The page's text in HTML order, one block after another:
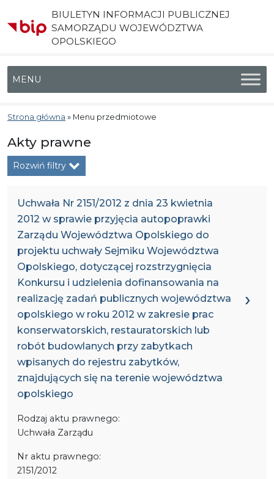
BIULETYN INFORMACJI PUBLICZNEJ
SAMORZĄDU WOJEWÓDZTWA
OPOLSKIEGO
Menu główne
Strona główna » Menu przedmiotowe
Akty prawne
Rozwiń filtry
Uchwała Nr 2151/2012 z dnia 23 kwietnia
2012 w sprawie przyjęcia autopoprawki
Zarządu Województwa Opolskiego do
projektu uchwały Sejmiku Województwa
Opolskiego, dotyczącej rozstrzygnięcia
Konkursu i udzielenia dofinansowania na
realizację zadań publicznych województwa
opolskiego w roku 2012 w zakresie prac
konserwatorskich, restauratorskich lub
robót budowlanych przy zabytkach
wpisanych do rejestru zabytków,
znajdujących się na terenie województwa
opolskiego
Rodzaj aktu prawnego:
Uchwała Zarządu
Nr aktu prawnego:
2151/2012